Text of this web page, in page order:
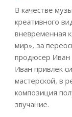
В качестве
креативного
вневременная
мир», за
продюсер
Иван привлек
мастерской, в
композиция
звучание.